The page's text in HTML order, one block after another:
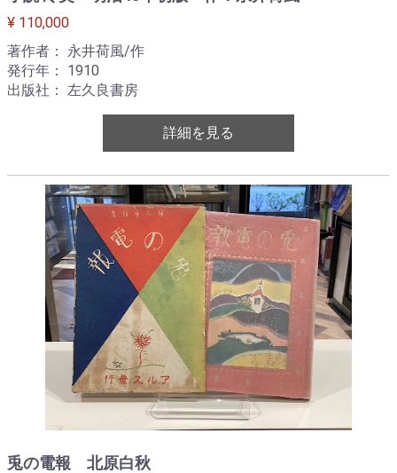
¥ 110,000
著作者： 永井荷風/作
発行年： 1910
出版社： 左久良書房
詳細を見る
兎の電報 北原白秋